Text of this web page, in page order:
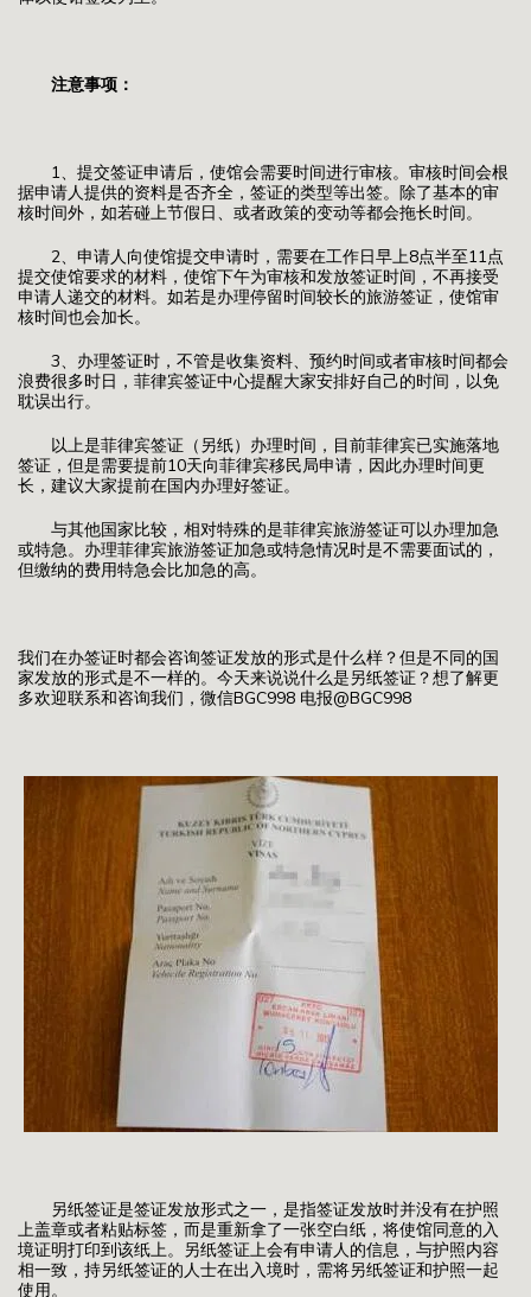
注意事项：
1、提交签证申请后，使馆会需要时间进行审核。审核时间会根
据申请人提供的资料是否齐全，签证的类型等出签。除了基本的审
核时间外，如若碰上节假日、或者政策的变动等都会拖长时间。
2、申请人向使馆提交申请时，需要在工作日早上8点半至11点
提交使馆要求的材料，使馆下午为审核和发放签证时间，不再接受
申请人递交的材料。如若是办理停留时间较长的旅游签证，使馆审
核时间也会加长。
3、办理签证时，不管是收集资料、预约时间或者审核时间都会
浪费很多时日，菲律宾签证中心提醒大家安排好自己的时间，以免
耽误出行。
以上是菲律宾签证（另纸）办理时间，目前菲律宾已实施落地
签证，但是需要提前10天向菲律宾移民局申请，因此办理时间更
长，建议大家提前在国内办理好签证。
与其他国家比较，相对特殊的是菲律宾旅游签证可以办理加急
或特急。办理菲律宾旅游签证加急或特急情况时是不需要面试的，
但缴纳的费用特急会比加急的高。
我们在办签证时都会咨询签证发放的形式是什么样？但是不同的国
家发放的形式是不一样的。今天来说说什么是另纸签证？想了解更
多欢迎联系和咨询我们，微信BGC998 电报@BGC998
另纸签证是签证发放形式之一，是指签证发放时并没有在护照
上盖章或者粘贴标签，而是重新拿了一张空白纸，将使馆同意的入
境证明打印到该纸上。另纸签证上会有申请人的信息，与护照内容
相一致，持另纸签证的人士在出入境时，需将另纸签证和护照一起
使用。